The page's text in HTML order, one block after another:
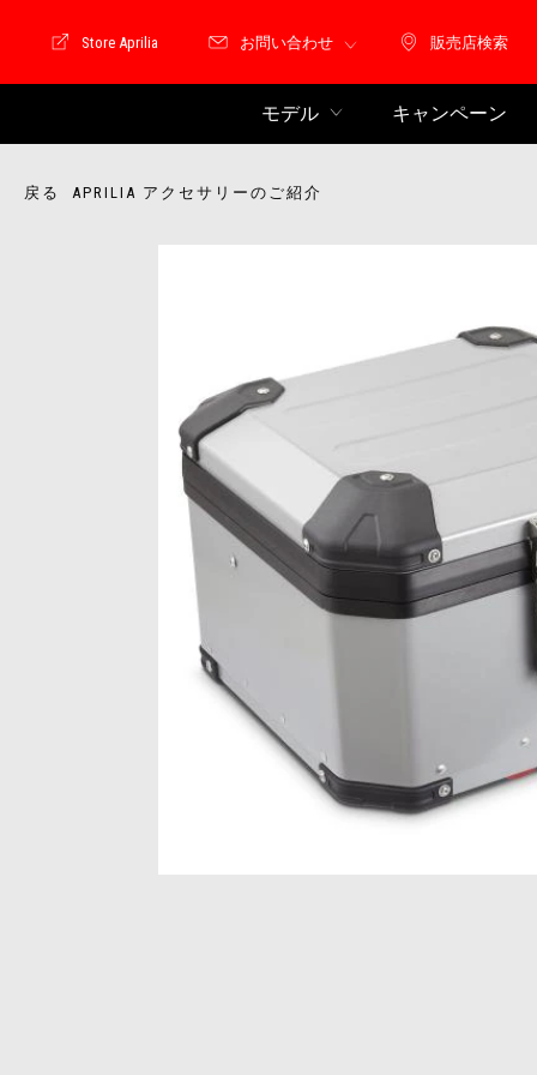
販売店検索
販売店検索
Store Motoguzzi
Store Aprilia お問い合わせ
モデル キャンペーン
戻る APRILIA アクセサリーのご紹介